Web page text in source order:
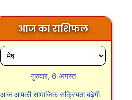
आज का राशिफल
गुरुवार, 6 अगस्त
आज आपकी सामाजिक सक्रियता बढ़ेगी